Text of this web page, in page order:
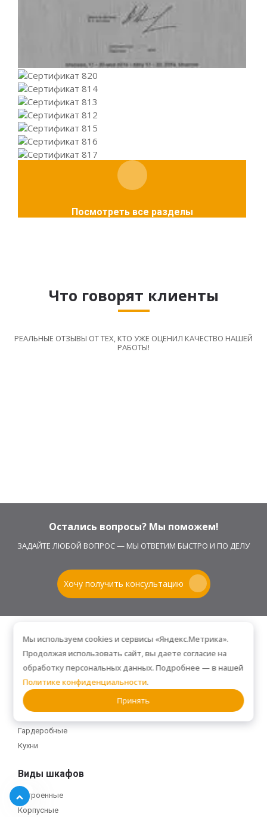
Посмотреть все разделы
Что говорят клиенты
РЕАЛЬНЫЕ ОТЗЫВЫ ОТ ТЕХ, КТО УЖЕ ОЦЕНИЛ КАЧЕСТВО НАШЕЙ
РАБОТЫ!
Остались вопросы? Мы поможем!
ЗАДАЙТЕ ЛЮБОЙ ВОПРОС — МЫ ОТВЕТИМ БЫСТРО И ПО ДЕЛУ
Хочу получить консультацию
Помещение
Прихожие
Спальни
Гардеробные
Кухни
Виды шкафов
Встроенные
Корпусные
Мы используем cookies и сервисы «Яндекс.Метрика».
Продолжая использовать сайт, вы даете согласие на
обработку персональных данных. Подробнее — в нашей
Политике конфиденциальности.
Принять